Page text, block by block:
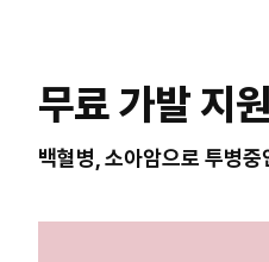
무료 가발 지
백혈병, 소아암으로 투병